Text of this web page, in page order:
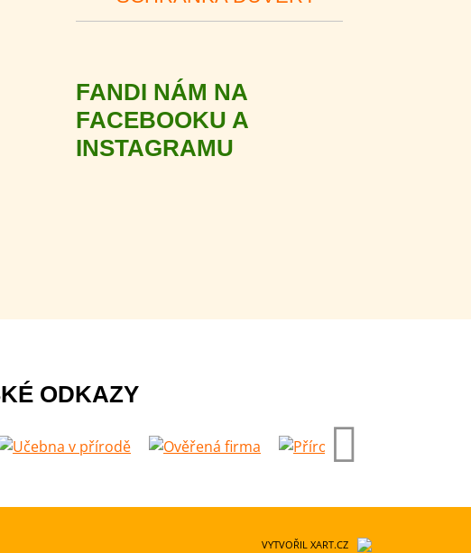
FANDI NÁM NA
FACEBOOKU A
INSTAGRAMU
ODKAZY
VYTVOŘIL XART.CZ